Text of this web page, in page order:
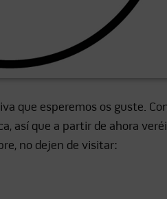
que esperemos os guste.
así que a partir de ahora
no dejen de visitar: